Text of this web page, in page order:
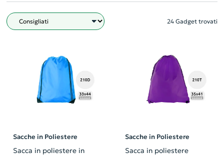
Filtro 24 Gadget trovati
Sacche in Poliestere
Sacca in poliestere in
Sacche in Poliestere
Sacca in poliestere